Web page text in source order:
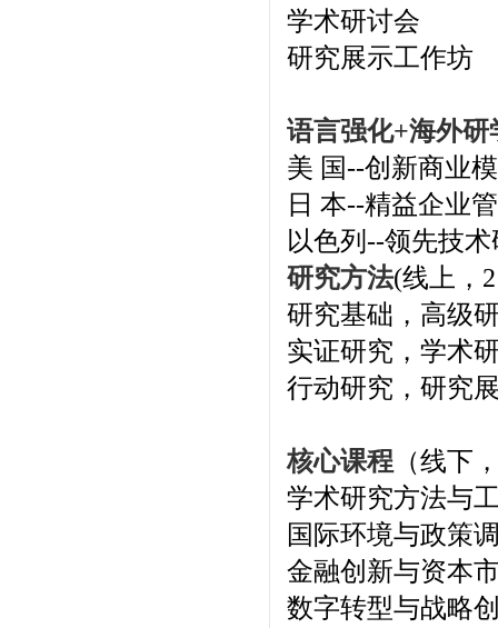
学术研讨会
研究展示工作坊
语言强化+海外研
美 国--创新商业
日 本--精益企业
以色列--领先技
研究方法(线上，
研究基础，高级
实证研究，学术
行动研究，研究
核心课程 （线下
学术研究方法与
国际环境与政策
金融创新与资本
数字转型与战略